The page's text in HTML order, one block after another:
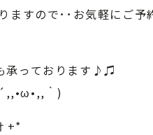
ますので･･お気軽にご予
承っております♪♫
｀)